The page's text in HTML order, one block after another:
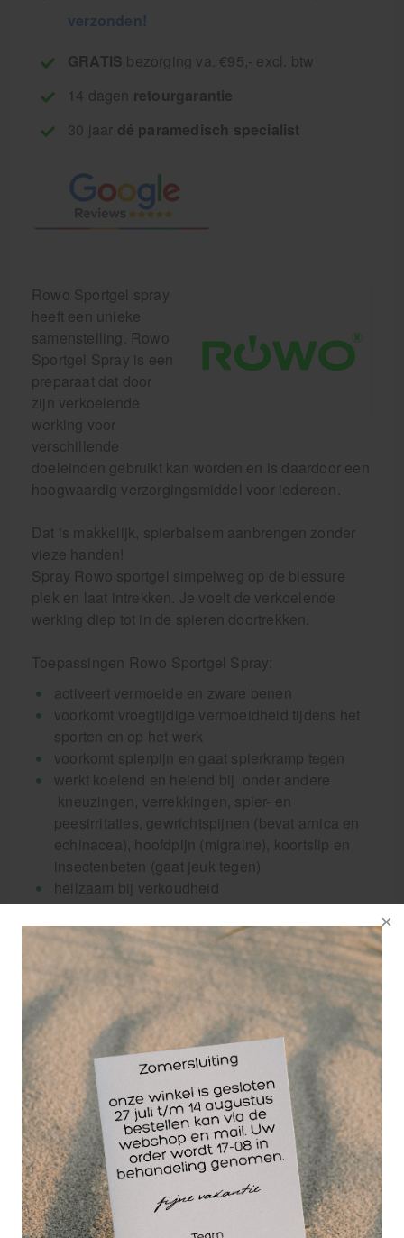
verzonden!
GRATIS bezorging va. €95,- excl. btw
14 dagen retourgarantie
30 jaar dé paramedisch specialist
Rowo Sportgel spray
heeft een unieke
samenstelling. Rowo
Sportgel Spray is een
preparaat dat door
zijn verkoelende
werking voor
verschillende
doeleinden gebruikt kan worden en is daardoor een
hoogwaardig verzorgingsmiddel voor iedereen.
Dat is makkelijk, spierbalsem aanbrengen zonder
vieze handen!
Spray Rowo sportgel simpelweg op de blessure
plek en laat intrekken. Je voelt de verkoelende
werking diep tot in de spieren doortrekken.
Toepassingen Rowo Sportgel Spray:
activeert vermoeide en zware benen
voorkomt vroegtijdige vermoeidheid tijdens het
sporten en op het werk
voorkomt spierpijn en gaat spierkramp tegen
werkt koelend en helend bij onder andere
kneuzingen, verrekkingen, spier- en
peesirritaties, gewrichtspijnen (bevat arnica en
echinacea), hoofdpijn (migraine), koortslip en
insectenbeten (gaat jeuk tegen)
heilzaam bij verkoudheid
Rowo sportgel bevat geen conserveringsmiddelen
en/of kunstmatige kunststoffen, maar uitsluitend
natuurlijke stoffen waaronder arnica, kamille,
echinaca en menthol in de vorm van Japanse
muntolie. Rowo Sportgel Spray is vetvrij en trekt
diep in de huid in wat de gel zeer aangenaam
maakt om te gebruiken.
Rowo Sportgel spray is dan ook de ideale
begeleider, zowel binnen als buiten het sportveld.
Medicijnprodukt: EN ISO 13485
Medical Device Registration:
MD 2020-04
UDI-DN (PPN): 111676961317